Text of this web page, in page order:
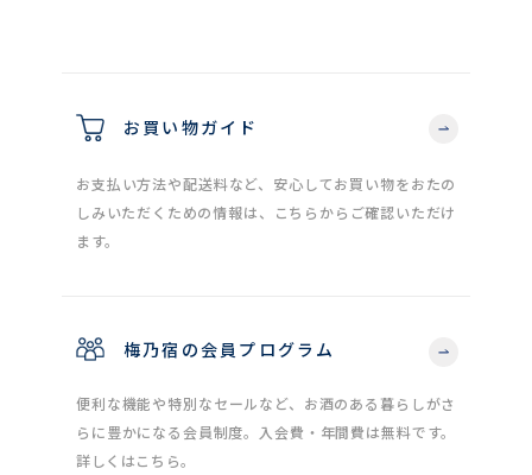
お買い物ガイド
お支払い方法や配送料など、安心してお買い物をおたの
しみいただくための情報は、こちらからご確認いただけ
ます。
梅乃宿の会員プログラム
便利な機能や特別なセールなど、お酒のある暮らしがさ
らに豊かになる会員制度。入会費・年間費は無料です。
詳しくはこちら。